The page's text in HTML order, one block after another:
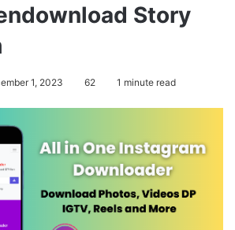
Story
1, 2023 62 1 minute read